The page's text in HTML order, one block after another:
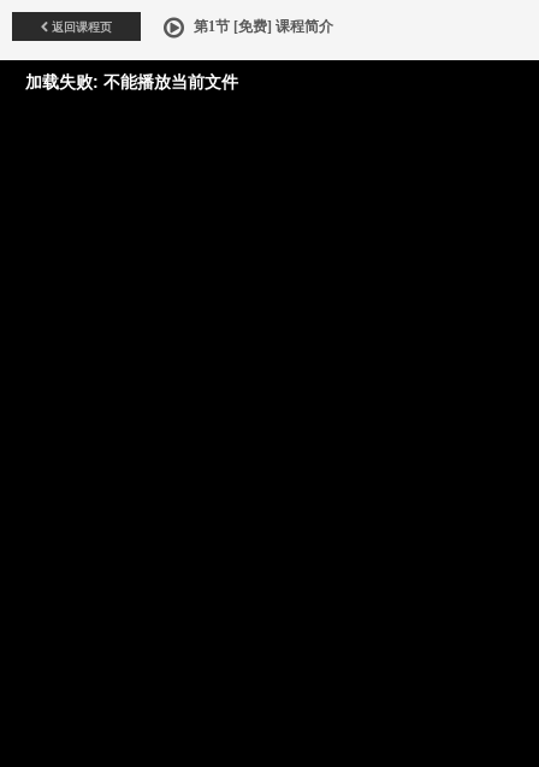
返回课程页 第1节 [免费] 课程简介
加载失败: 不能播放当前文件